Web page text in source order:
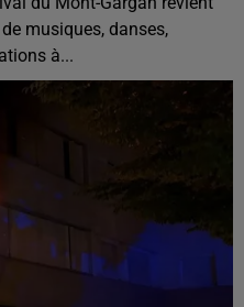
musiques, danses,
à...